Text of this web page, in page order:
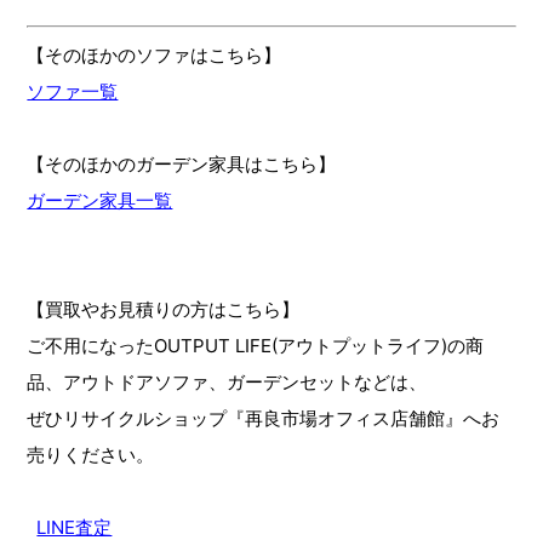
【そのほかのソファはこちら】
ソファ一覧
【そのほかのガーデン家具はこちら】
ガーデン家具一覧
【買取やお見積りの方はこちら】
ご不用になったOUTPUT LIFE(アウトプットライフ)の商
品、アウトドアソファ、ガーデンセットなどは、
ぜひリサイクルショップ『再良市場オフィス店舗館』へお
売りください。
LINE査定